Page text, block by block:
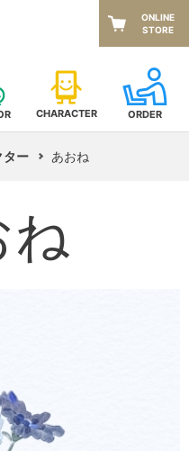
CHARACTER ORDER
ONLINE
STORE
ター あおね
ね